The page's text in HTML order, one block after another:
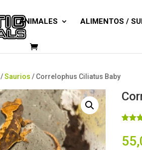
ANIMALES ALIMENTOS /
/Saurios / Correlophus Ciliatus Baby
con
5 en